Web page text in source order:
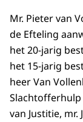
Mr. Pieter van
de Efteling
het 20-jarig
het 15-jarig
heer Van
van Justitie, mr.